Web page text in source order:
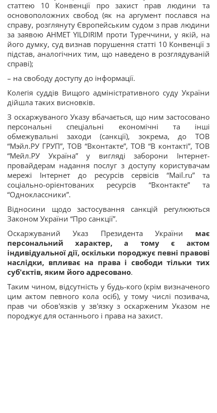
статтею 10 Конвенції про захист прав людини та
основоположних свобод (як на аргумент послався на
справу, розглянуту Європейським судом з прав людини
за заявою AHMET YILDIRIM проти Туреччини, у якій, на
його думку, суд визнав порушення статті 10 Конвенції з
підстав, аналогічних тим, що наведено в розглядуваній
справі);
– на свободу доступу до інформації.
Колегія суддів Вищого адміністративного суду України
дійшла таких висновків.
З оскаржуваного Указу вбачається, що ним застосовано
персональні спеціальні економічні та інші
обмежувальні заходи (санкції), зокрема, до ТОВ
“Мэйл.РУ ГРУП”, ТОВ “Вконтакте”, ТОВ “В контакті”, ТОВ
“Мейл.РУ Україна” у вигляді заборони Інтернет-
провайдерам надання послуг з доступу користувачам
мережі Інтернет до ресурсів сервісів “Мail.ru” та
соціально-орієнтованих ресурсів “Вконтакте” та
“Одноклассники”.
Відносини щодо застосування санкцій регулюються
Законом України “Про санкції”.
Оскаржуваний Указ Президента України має
персональний характер, а тому є актом
індивідуальної дії, оскільки породжує певні правові
наслідки, впливає на права і свободи тільки тих
суб'єктів, яким його адресовано.
Таким чином, відсутність у будь-кого (крім визначеного
цим актом певного кола осіб), у тому числі позивача,
прав чи обов'язків у зв'язку з оскарженим Указом не
породжує для останнього і права на захист.